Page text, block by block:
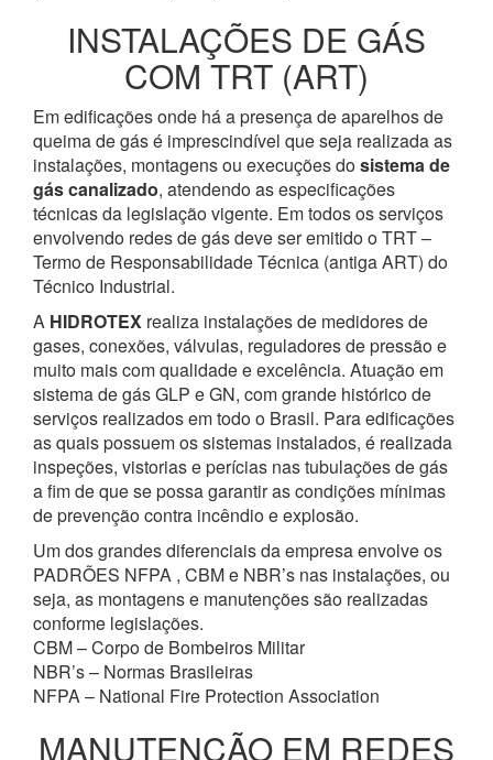
INSTALAÇÕES DE GÁS
COM TRT (ART)
Em edificações onde há a presença de aparelhos de
queima de gás é imprescindível que seja realizada as
instalações, montagens ou execuções dosistema de
gás canalizado, atendendo as especificações
técnicas da legislação vigente. Em todos os serviços
envolvendo redes de gás deve ser emitido o TRT –
Termo de Responsabilidade Técnica (antiga ART) do
Técnico Industrial.
A HIDROTEX realiza instalações de medidores de
gases, conexões, válvulas, reguladores de pressão e
muito mais com qualidade e excelência. Atuação em
sistema de gás GLP e GN, com grande histórico de
serviços realizados em todo o Brasil. Para edificações
as quais possuem os sistemas instalados, é realizada
inspeções, vistorias e perícias nas tubulações de gás
a fim de que se possa garantir as condições mínimas
de prevenção contra incêndio e explosão.
Um dos grandes diferenciais da empresa envolve os
PADRÕES NFPA , CBM e NBR’s nas instalações, ou
seja, as montagens e manutenções são realizadas
conforme legislações.
CBM – Corpo de Bombeiros Militar
NBR’s – Normas Brasileiras
NFPA – National Fire Protection Association
MANUTENÇÃO EM REDES